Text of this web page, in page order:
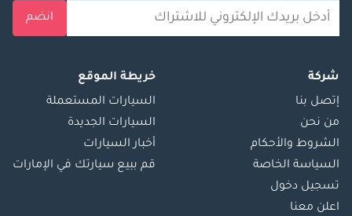
انضم
شركة
إتصل بنا
من نحن
الشروط والأحكام
السياسة الخاصة
تسجيل دخول
اعلن معنا
خريطة الموقع
السيارات المستعملة
السيارات الجديدة
أخبار السيارات
قم ببيع سيارتك في الإمارات